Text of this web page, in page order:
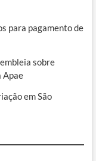
para pagamento de
sobre
Apae
em São